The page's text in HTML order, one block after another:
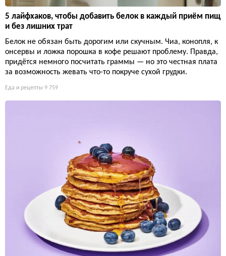
5 лайфхаков, чтобы добавить белок в каждый приём пищ
и без лишних трат
Белок не обязан быть дорогим или скучным. Чиа, конопля, к
онсервы и ложка порошка в кофе решают проблему. Правда,
придётся немного посчитать граммы — но это честная плата
за возможность жевать что-то покруче сухой грудки.
Еда и рецепты 9 759